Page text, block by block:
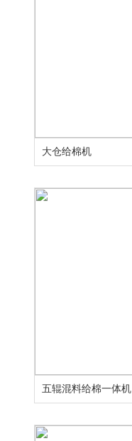
大仓给棉机
五辊混料给棉一体机